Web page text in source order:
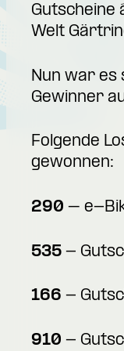
Gutscheine
Welt
Nun war es
Gewinner
Folgende
gewonnen:
290 – e-
535 -
166 -
910 -